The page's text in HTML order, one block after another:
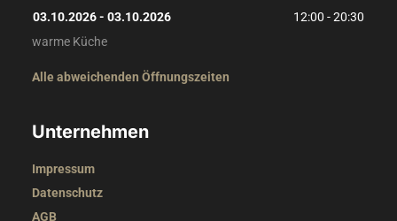
03.10.2026 - 03.10.2026 12:00 - 20:30
warme Küche
Alle abweichenden Öffnungszeiten
Unternehmen
Impressum
Datenschutz
AGB